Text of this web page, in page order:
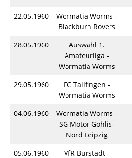
22.05.1960
Wormatia Worms -
Blackburn Rovers
28.05.1960
Auswahl 1.
Amateurliga -
Wormatia Worms
29.05.1960
FC Tailfingen -
Wormatia Worms
04.06.1960
Wormatia Worms -
SG Motor Gohlis-
Nord Leipzig
05.06.1960
VfR Bürstadt -